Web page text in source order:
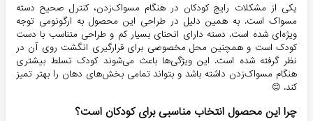
یکی از مشکلات رایج کودکان در هنگام مسواک‌زدن، کنترل صحیح دسته
مسواک است. به همین دلیل در طراحی این محصول به ارگونومی توجه
ویژه‌ای شده است. دسته دارای انحنای بسیار کم و طراحی متناسب با دست
کودک است و همچنین محل مخصوصی برای قرارگیری انگشت روی آن در
نظر گرفته شده است. این ویژگی‌ها باعث می‌شوند کودک تسلط بیشتری
هنگام مسواک‌زدن داشته باشد و بتواند تمامی بخش‌های دهان را بهتر تمیز
کند. 😊
چرا این محصول انتخاب مناسبی برای کودکان است؟